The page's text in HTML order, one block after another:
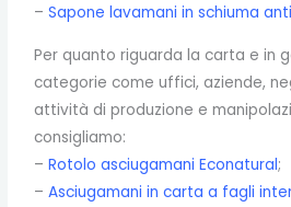
–Sapone lavamani in schiuma
Per quanto riguarda la carta e in
categorie come uffici, aziende,
attività di produzione e
consigliamo:
–Rotolo asciugamani Econatural;
–Asciugamani in carta a fagli